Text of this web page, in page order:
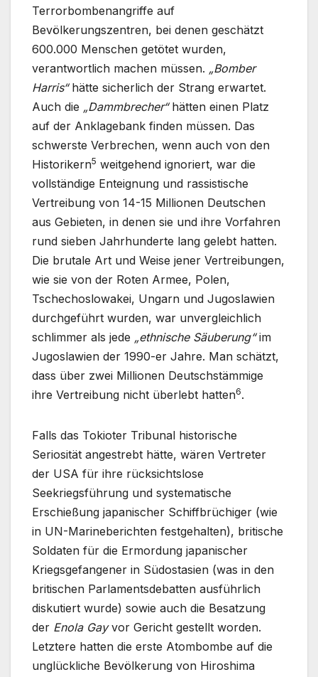
Terrorbombenangriffe auf
Bevölkerungszentren, bei denen geschätzt
600.000 Menschen getötet wurden,
verantwortlich machen müssen. „Bomber
Harris“hätte sicherlich der Strang erwartet.
Auch die „Dammbrecher“hätten einen Platz
auf der Anklagebank finden müssen. Das
schwerste Verbrechen, wenn auch von den
Historikern5 weitgehend ignoriert, war die
vollständige Enteignung und rassistische
Vertreibung von 14-15 Millionen Deutschen
aus Gebieten, in denen sie und ihre Vorfahren
rund sieben Jahrhunderte lang gelebt hatten.
Die brutale Art und Weise jener Vertreibungen,
wie sie von der Roten Armee, Polen,
Tschechoslowakei, Ungarn und Jugoslawien
durchgeführt wurden, war unvergleichlich
schlimmer als jede „ethnische Säuberung“im
Jugoslawien der 1990-er Jahre. Man schätzt,
dass über zwei Millionen Deutschstämmige
ihre Vertreibung nicht überlebt hatten6.
Falls das Tokioter Tribunal historische
Seriosität angestrebt hätte, wären Vertreter
der USA für ihre rücksichtslose
Seekriegsführung und systematische
Erschießung japanischer Schiffbrüchiger (wie
in UN-Marineberichten festgehalten), britische
Soldaten für die Ermordung japanischer
Kriegsgefangener in Südostasien (was in den
britischen Parlamentsdebatten ausführlich
diskutiert wurde) sowie auch die Besatzung
der Enola Gayvor Gericht gestellt worden.
Letztere hatten die erste Atombombe auf die
unglückliche Bevölkerung von Hiroshima